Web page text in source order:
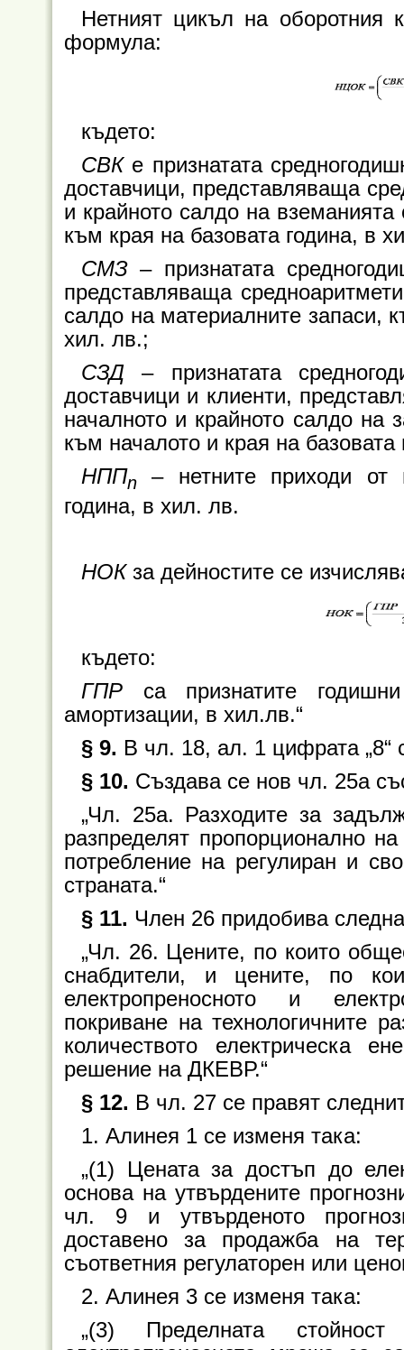
Нетният цикъл на оборотния
формула:
където:
СВК е признатата
доставчици, представляваща
и крайното салдо на
към края на базовата година, в
СМЗ– признатата
представляваща
салдо на материалните запаси,
хил. лв.;
СЗД– признатата
доставчици и клиенти,
началното и крайното салдо на
към началото и края на
НППn– нетните приходи от
година, в хил. лв.
НОКза дейностите се
където:
ГПРса признатите
амортизации, в хил.лв.“
§ 9. В чл. 18, ал. 1 цифрата „8“
§ 10. Създава се нов чл. 25а
„Чл. 25а. Разходите за
разпределят пропорционално
потребление на регулиран и
страната.“
§ 11. Член 26 придобива
„Чл. 26. Цените, по които
снабдители, и цените, по
електропреносното и
покриване на технологичните
количеството електрическа
решение на ДКЕВР.“
§ 12. В чл. 27 се правят
1. Алинея 1 се изменя така:
„(1) Цената за достъп до
основа на утвърдените
чл. 9 и утвърденото
доставено за продажба на
съответния регулаторен или
2. Алинея 3 се изменя така:
„(3) Пределната